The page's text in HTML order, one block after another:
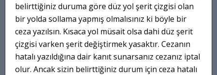
belirttiğiniz duruma göre düz yol şerit çizgisi olan
bir yolda sollama yapmış olmalısınız ki böyle bir
ceza yazılsın. Kısaca yol müsait olsa dahi düz şerit
çizgisi varken şerit değiştirmek yasaktır. Cezanın
hatalı yazıldığına dair kanıt sunarsanız cezanız iptal
olur. Ancak sizin belirttiğiniz durum için ceza hatalı